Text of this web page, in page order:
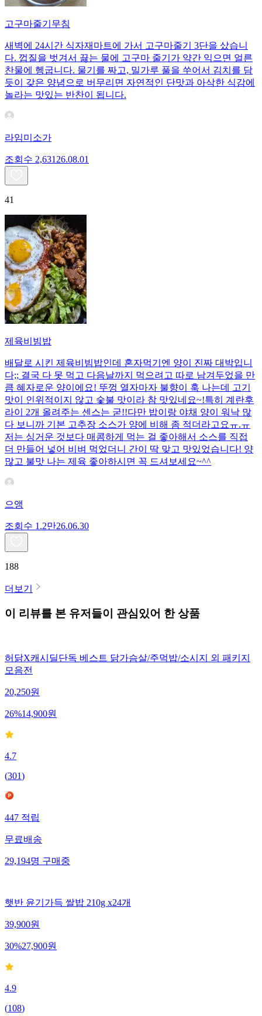
고구마줄기무침
새벽에 24시간 식자재마트에 가서 고구마줄기 3단을 샀습니
다. 껍질을 벗겨서 끓는 물에 고구마 줄기가 약간 익으면 얼른
찬물에 헹굽니다. 물기를 짜고, 밀가루 풀을 쑤어서 김치를 담
듯이 갖은 양념으로 버무리면 자연적인 단맛과 아삭한 식감에
놀라는 맛있는 반찬이 됩니다.
라임미소가
조회수 2,631 26.08.01
41
제육비빔밥
배달로 시킨 제육비빔밥인데 혼자먹기엔 양이 진짜 대박입니
다;; 결국 다 못 먹고 다음날까지 먹으려고 따로 남겨두었을 만
큼 혜자로운 양이에요! 뚜껑 열자마자 불향이 훅 나는데 고기
맛이 인위적이지 않고 숯불 맛이라 참 맛있네요~!특히 계란후
라이 2개 올려주는 센스는 굳!! ​다만 밥이랑 야채 양이 워낙 많
다 보니까 기본 고추장 소스가 양에 비해 좀 적더라고요ㅠ.ㅠ
저는 싱거운 것보다 매콤하게 먹는 걸 좋아해서 소스를 직접
더 만들어 넣어 비벼 먹었더니 간이 딱 맞고 맛있었습니다! 양
많고 불맛 나는 제육 좋아하시면 꼭 드셔보세요~^^
으앵
조회수 1.2만26.06.30
188
더보기
이 리뷰를 본 유저들이 관심있어 한 상품
허닭X캐시딜단독 베스트 닭가슴살/주먹밥/소시지 외 패키지
모음전
20,250원
26%14,900원
4.7
(301)
447 적립
무료배송
29,194명 구매중
햇반 윤기가득 쌀밥 210g x24개
39,900원
30%27,900원
4.9
(108)